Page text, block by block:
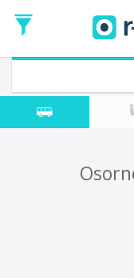
de
Ida
Vuelta
Fecha
de